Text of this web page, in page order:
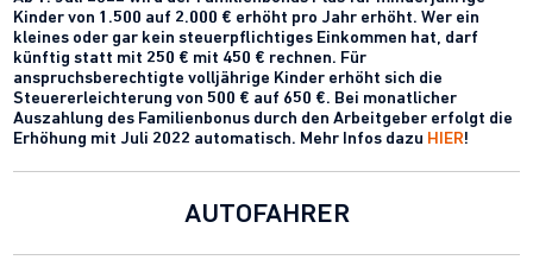
Kinder von 1.500 auf 2.000 € erhöht pro Jahr erhöht. Wer ein
kleines oder gar kein steuerpflichtiges Einkommen hat, darf
künftig statt mit 250 € mit 450 € rechnen. Für
anspruchsberechtigte volljährige Kinder erhöht sich die
Steuererleichterung von 500 € auf 650 €. Bei monatlicher
Auszahlung des Familienbonus durch den Arbeitgeber erfolgt die
Erhöhung mit Juli 2022 automatisch. Mehr Infos dazu HIER!
AUTOFAHRER